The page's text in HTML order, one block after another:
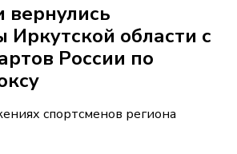
Иркутской области с
России по
спортсменов региона